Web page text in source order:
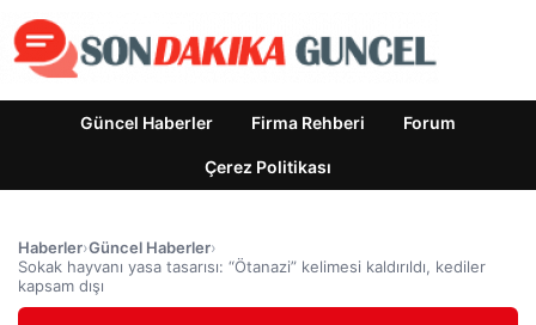
Güncel Haberler Firma Rehberi Forum
Çerez Politikası
Haberler›Güncel Haberler›
Sokak hayvanı yasa tasarısı: “Ötanazi” kelimesi kaldırıldı, kediler
kapsam dışı